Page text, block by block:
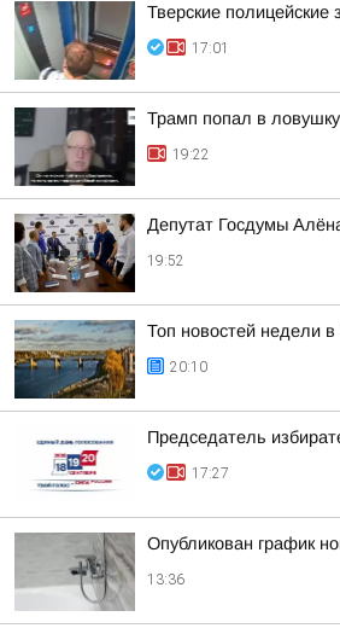
Тверские
17:01
Трамп попал в
19:22
Депутат Госдумы
19:52
Топ новостей недели
20:10
Председатель
17:27
Опубликован график
13:36